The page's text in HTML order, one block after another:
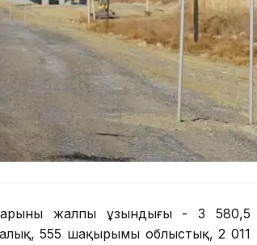
жалпы ұзындығы - 3 580,5
555 шақырымы облыстық, 2 011